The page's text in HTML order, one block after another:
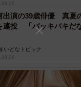
出演の39歳俳優 真夏
連投 「バッキバキだ
まいどなトピック